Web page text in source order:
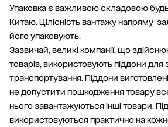
Упаковка є важливою складовою
Китаю. Цілісність вантажу напряму
його упаковують.
Зазвичай, великі компанії, що
товарів, використовують піддони для
транспортування. Піддони
не допустити пошкодження товару
нього завантажуються інші товари.
використовуються практично на